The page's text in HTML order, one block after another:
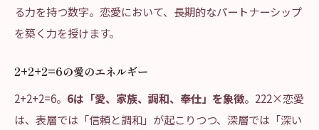
る力を持つ数字。恋愛において、長期的なパートナーシップ
を築く力を授けます。
2+2+2=6の愛のエネルギー
2+2+2=6。 6は「愛、家族、調和、奉仕」を象徴。222×恋愛
は、表層では「信頼と調和」が起こりつつ、深層では「深い